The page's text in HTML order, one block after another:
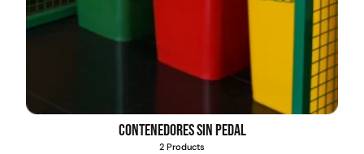
Contenedores sin pedal
2 Products